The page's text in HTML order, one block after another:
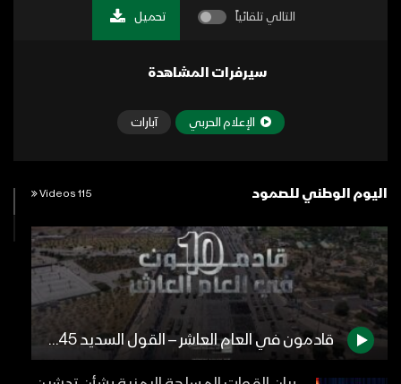
التالي تلقائياً تحميل
سيرفرات المشاهدة
الإعلام الحربي آبارات
اليوم الوطني للصمود 115 Videos
قادمون في العام العاشر – القول السديد 1445هـ